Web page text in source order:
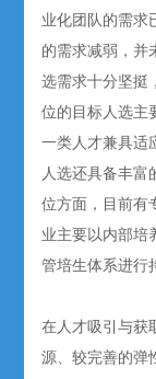
业化团队的需求
的需求减弱，并
选需求十分坚挺
位的目标人选主
一类人才兼具适
人选还具备丰富
位方面，目前有
业主要以内部培
管培生体系进行
在人才吸引与获
源、较完善的弹